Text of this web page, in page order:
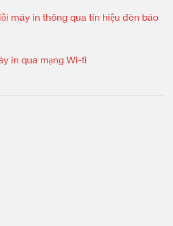
máy in thông qua tín hiệu đèn báo
in qua mạng Wi-fi